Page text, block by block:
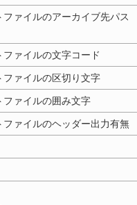
ファイルのアーカイブ先パス
ファイルの文字コード
ファイルの区切り文字
ファイルの囲み文字
ファイルのヘッダー出力有無